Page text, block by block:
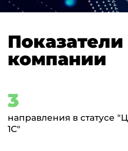
Показатели
компании
3
направления в статусе
1С"